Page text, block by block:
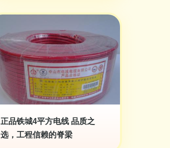
正品铁城4平方电线 品质之
选，工程信赖的脊梁